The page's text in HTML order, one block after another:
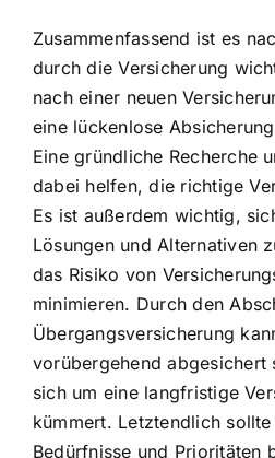
Zusammenfassend ist es
durch die Versicherung
nach einer neuen
eine lückenlose
Eine gründliche Recherche
dabei helfen, die richtige
Es ist außerdem wichtig,
Lösungen und Alternativen
das Risiko von
minimieren. Durch den
Übergangsversicherung
vorübergehend abgesichert
sich um eine langfristige
kümmert. Letztendlich
Bedürfnisse und Prioritäten